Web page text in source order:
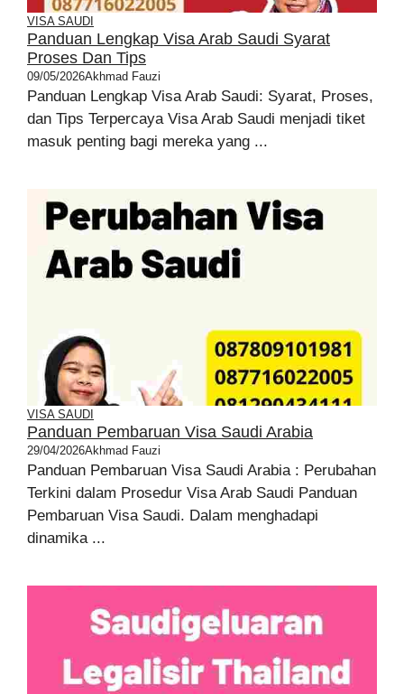
VISA SAUDI
Panduan Lengkap Visa Arab Saudi Syarat
Proses Dan Tips
09/05/2026Akhmad Fauzi
Panduan Lengkap Visa Arab Saudi: Syarat, Proses,
dan Tips Terpercaya Visa Arab Saudi menjadi tiket
masuk penting bagi mereka yang ...
VISA SAUDI
Panduan Pembaruan Visa Saudi Arabia
29/04/2026Akhmad Fauzi
Panduan Pembaruan Visa Saudi Arabia : Perubahan
Terkini dalam Prosedur Visa Arab Saudi Panduan
Pembaruan Visa Saudi. Dalam menghadapi
dinamika ...